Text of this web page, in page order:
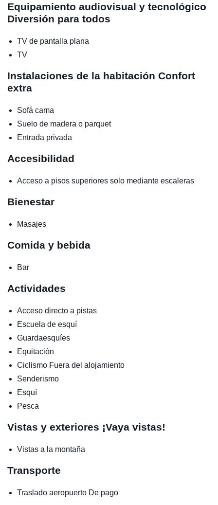
Equipamiento audiovisual y tecnológico
Diversión para todos
TV de pantalla plana
TV
Instalaciones de la habitación Confort
extra
Sofá cama
Suelo de madera o parquet
Entrada privada
Accesibilidad
Acceso a pisos superiores solo mediante escaleras
Bienestar
Masajes
Comida y bebida
Bar
Actividades
Acceso directo a pistas
Escuela de esquí
Guardaesquíes
Equitación
Ciclismo Fuera del alojamiento
Senderismo
Esquí
Pesca
Vistas y exteriores ¡Vaya vistas!
Vistas a la montaña
Transporte
Traslado aeropuerto De pago